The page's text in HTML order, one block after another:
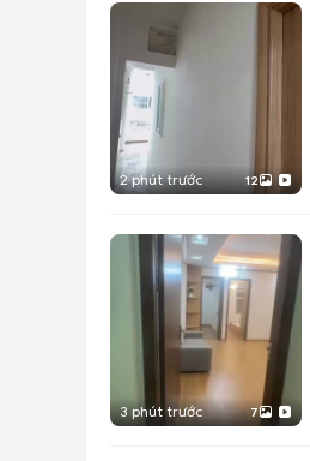
2 phút trước 12
3 phút trước 7